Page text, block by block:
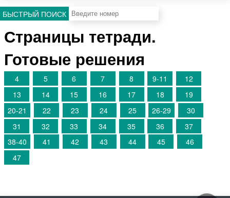
БЫСТРЫЙ ПОИСК
Страницы тетради.
Готовые решения
4 5 6 7 8 9-11
12
13
14 15 16 17 18
19
20-21
22 23 24 25 26-29
30
31
32 33 34 35 36
37
38-40
41 42 43 44 45
46
47